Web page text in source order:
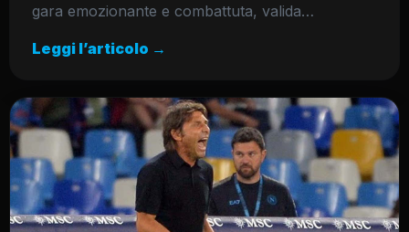
gara emozionante e combattuta, valida…
Leggi l’articolo →